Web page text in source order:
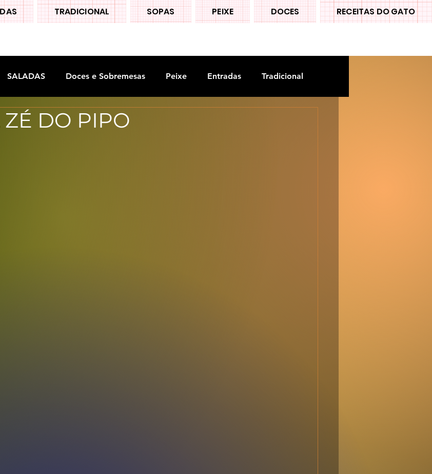
TRADICIONAL SOPAS PEIXE DOCES RECEITAS DO GATO
SALADAS Doces e Sobremesas Peixe Entradas Tradicional
Legumes DO PIPO